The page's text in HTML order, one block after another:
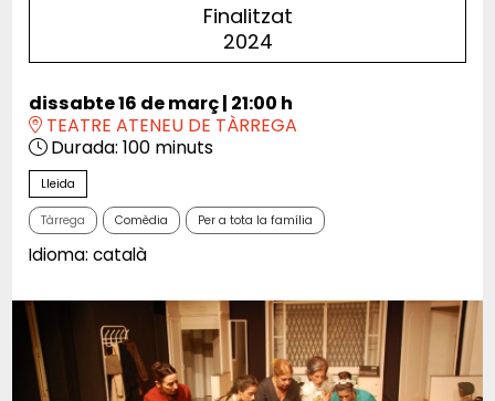
Finalitzat
2024
dissabte 16 de març| 21:00 h
TEATRE ATENEU DE TÀRREGA
Durada: 100 minuts
Lleida
Tàrrega Comèdia Per a tota la família
Idioma: català